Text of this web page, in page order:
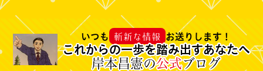
いつも 斬新な情報 お送りします！
これからの一歩を踏み出すあなたへ
岸本昌憲の公式ブログ